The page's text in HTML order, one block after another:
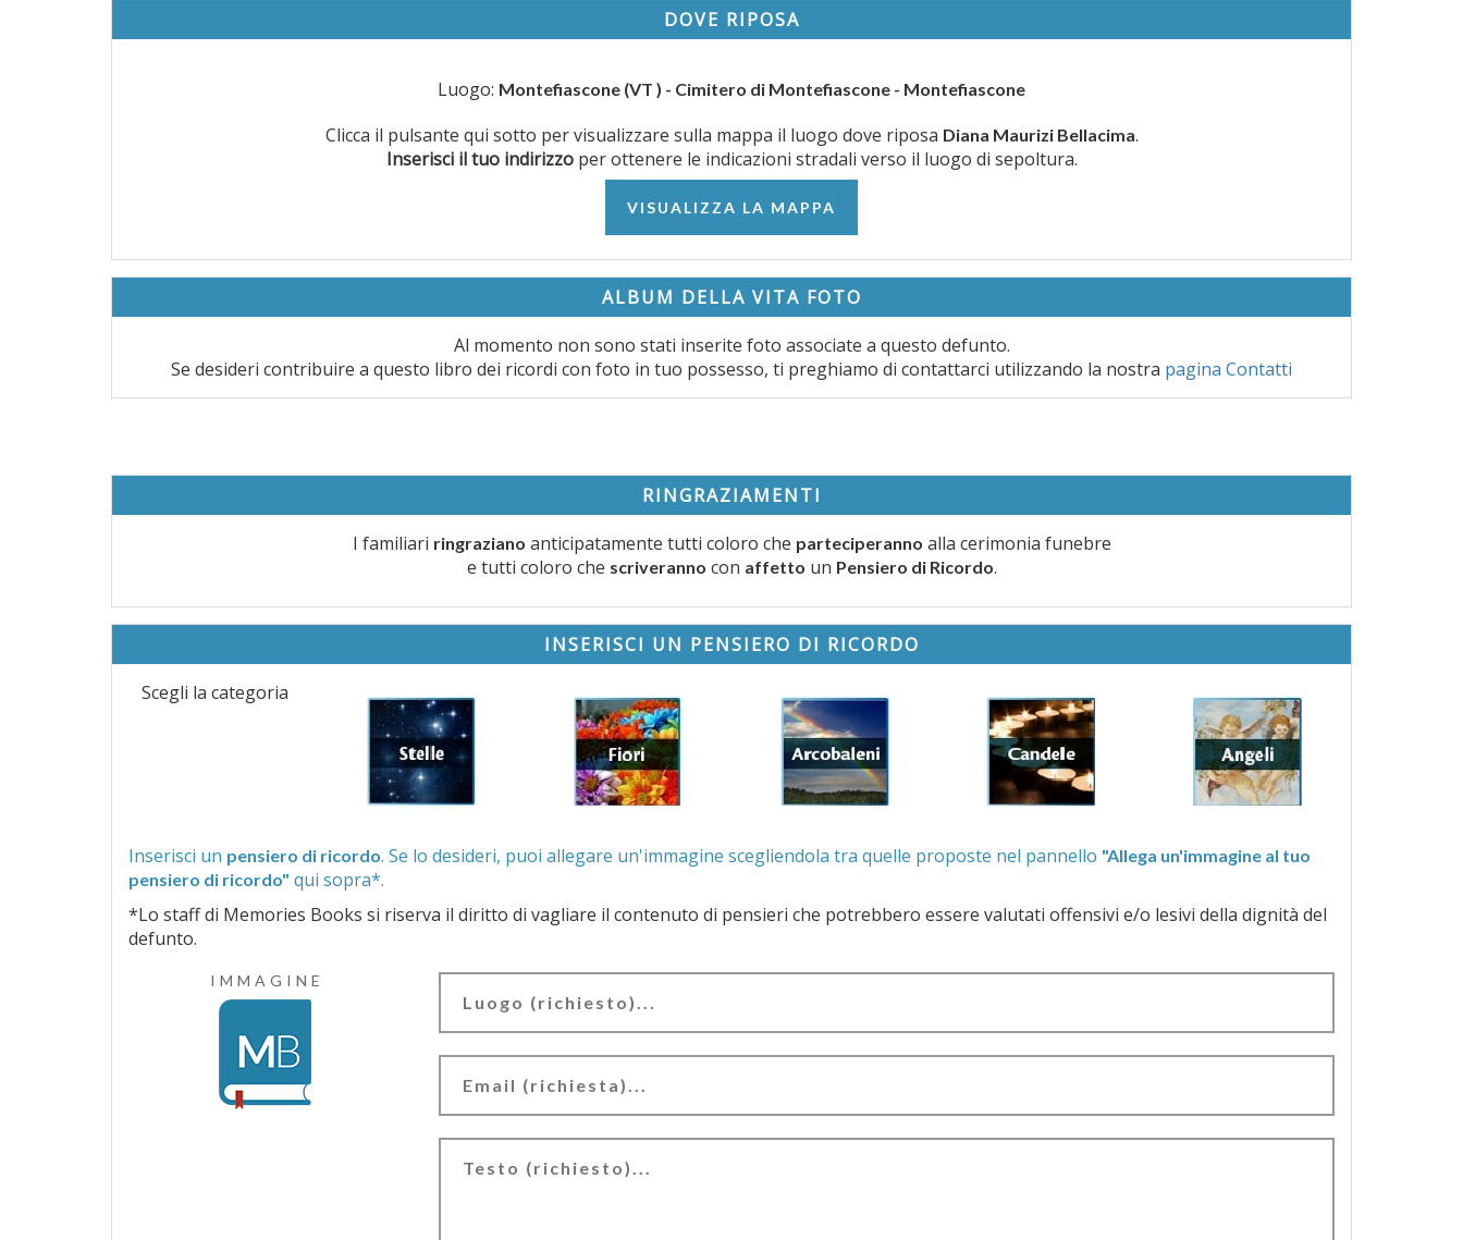
DOVE RIPOSA
Luogo: Montefiascone (VT ) - Cimitero di Montefiascone - Montefiascone
Clicca il pulsante qui sotto per visualizzare sulla mappa il luogo dove riposa Diana Maurizi Bellacima.
Inserisci il tuo indirizzoper ottenere le indicazioni stradali verso il luogo di sepoltura.
VISUALIZZA LA MAPPA
ALBUM DELLA VITA FOTO
Al momento non sono stati inserite foto associate a questo defunto.
Se desideri contribuire a questo libro dei ricordi con foto in tuo possesso, ti preghiamo di contattarci utilizzando la nostra pagina Contatti
RINGRAZIAMENTI
I familiari ringraziano anticipatamente tutti coloro che parteciperanno alla cerimonia funebre
e tutti coloro che scriveranno con affetto un Pensiero di Ricordo.
INSERISCI UN PENSIERO DI RICORDO
Scegli la categoria
Inserisci un pensiero di ricordo . Se lo desideri, puoi allegare un'immagine scegliendola tra quelle proposte nel pannello "Allega un'immagine al tuo
pensiero di ricordo" qui sopra*.
*Lo staff di Memories Books si riserva il diritto di vagliare il contenuto di pensieri che potrebbero essere valutati offensivi e/o lesivi della dignità del
defunto.
IMMAGINE